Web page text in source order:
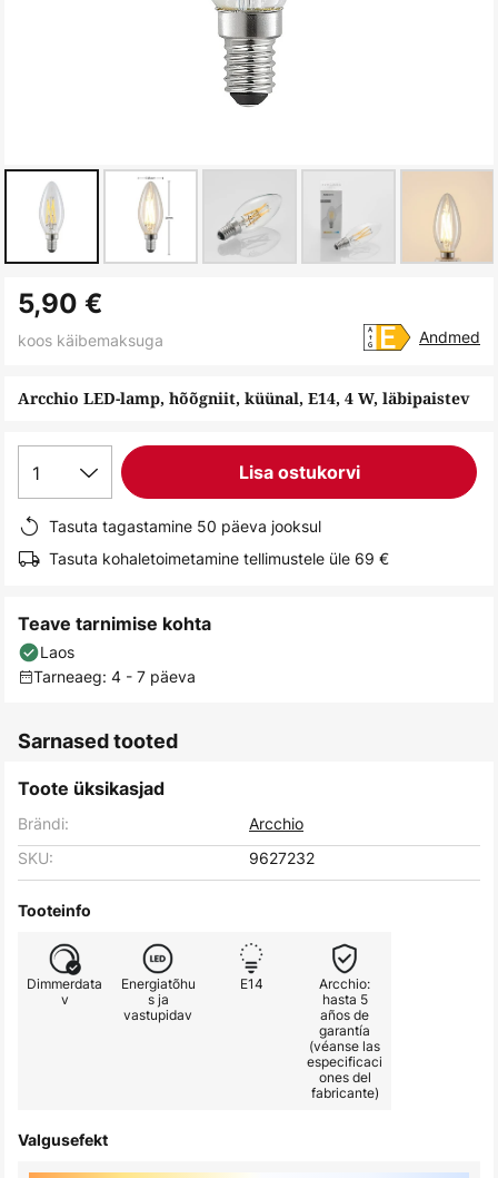
to
the
of
images
gallery
Arcchio LED-lamp, hõõgniit, küünal, E14, 4 W, läbipaistev
5,90 €
koos käibemaksuga Andmed
1 Lisa ostukorvi
Tasuta tagastamine 50 päeva jooksul
Tasuta kohaletoimetamine tellimustele üle 69 €
Teave tarnimise kohta
Laos
Tarneaeg: 4 - 7 päeva
Sarnased tooted
Toote üksikasjad
Brändi:
Arcchio
SKU:
9627232
Tooteinfo
Dimmerdata
v
Energiatõhu
s ja
vastupidav
E14
Arcchio:
hasta 5
años de
garantía
(véanse las
especificaci
ones del
fabricante)
Valgusefekt